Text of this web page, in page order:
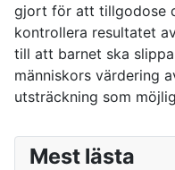
gjort för att tillgodose
kontrollera resultatet
till att barnet ska
människors värdering
utsträckning som
Mest lästa